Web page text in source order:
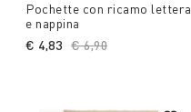
Pochette con ricamo lettera
e nappina
Price reduced from
€ 6,90
€ 4,83